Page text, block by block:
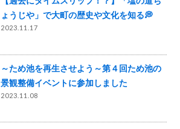
ょうじや」で大町の歴史や文化を知る💭
2023.11.17
～ため池を再生させよう～第４回ため池の
景観整備イベントに参加しました
2023.11.08